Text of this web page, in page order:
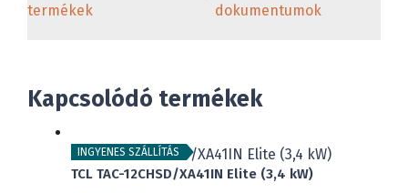
termékek
dokumentumok
Kapcsolódó termékek
INGYENES SZÁLLÍTÁS
TCL TAC-12CHSD/XA41IN Elite (3,4 kW)